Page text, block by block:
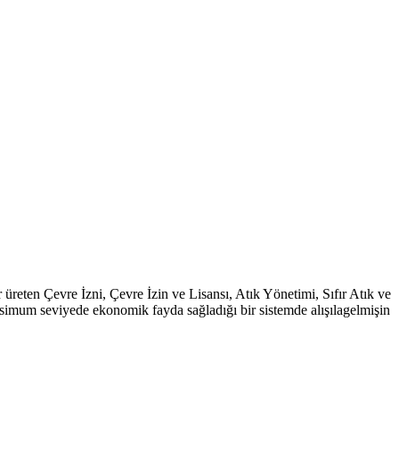
Çevre İzni, Çevre İzin ve Lisansı, Atık Yönetimi, Sıfır Atık ve
seviyede ekonomik fayda sağladığı bir sistemde alışılagelmişin